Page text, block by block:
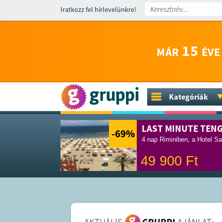
Iratkozz fel hírlevelünkre!
MÁR 15
Kategóriák
-69% LAST MINUTE
4 nap Riminiben, a Hotel
49 900 Ft